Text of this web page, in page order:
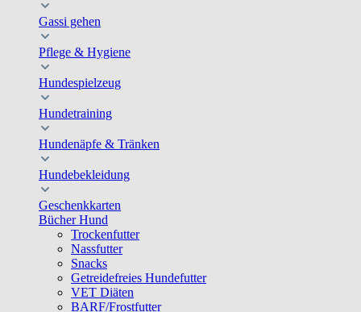
Gassi gehen
Pflege & Hygiene
Hundespielzeug
Hundetraining
Hundenäpfe & Tränken
Hundebekleidung
Geschenkkarten
Bücher Hund
Trockenfutter
Nassfutter
Snacks
Getreidefreies Hundefutter
VET Diäten
BARF/Frostfutter